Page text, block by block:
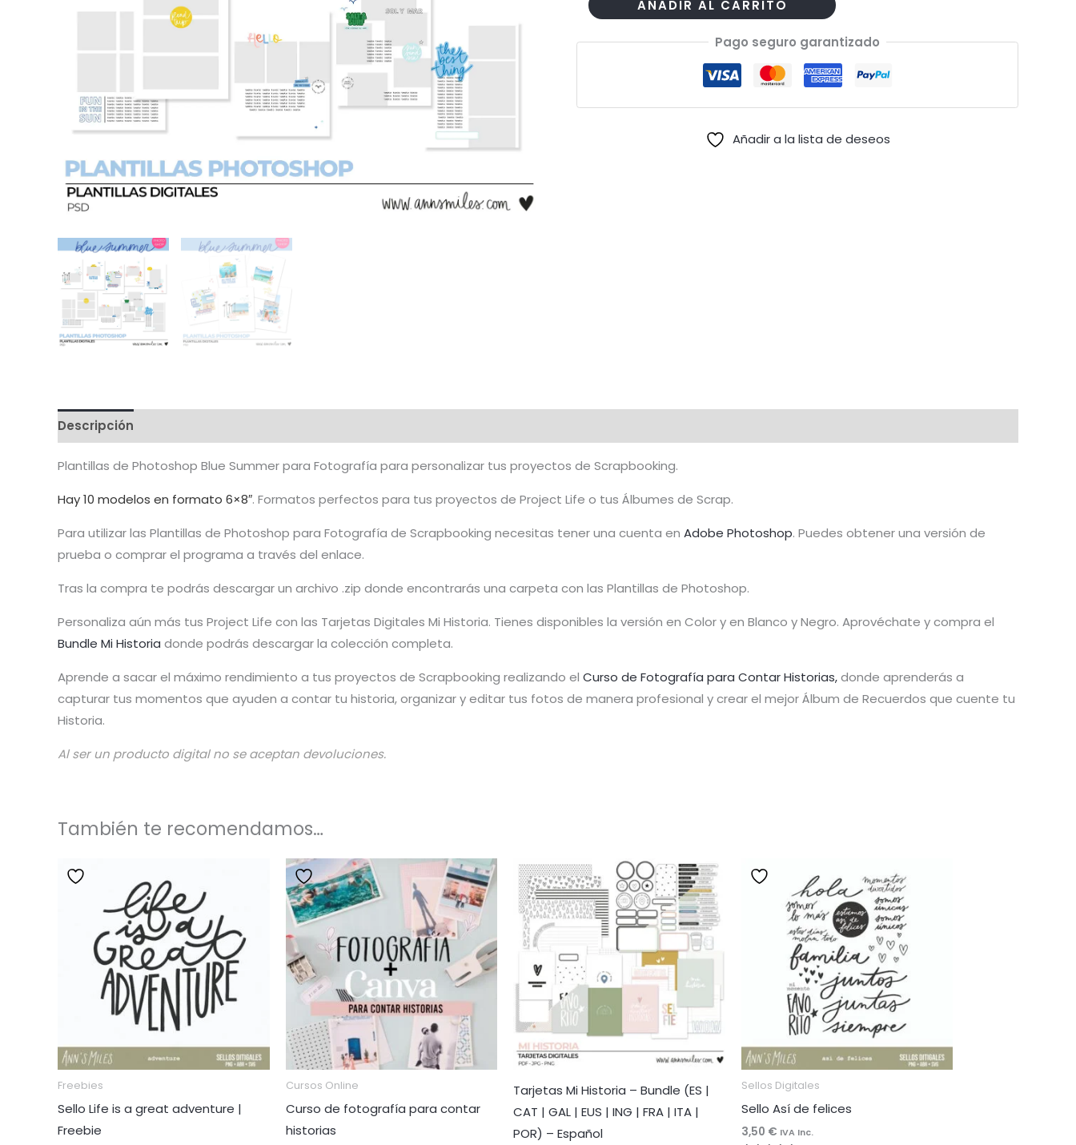
Photoshop
Blue
AÑADIR AL CARRITO
Pago seguro garantizado
Añadir a la lista de deseos
Descripción
Plantillas de Photoshop Blue Summer para Fotografía para personalizar tus proyectos de Scrapbooking.
Hay 10 modelos en formato 6×8″. Formatos perfectos para tus proyectos de Project Life o tus Álbumes de Scrap.
Para utilizar las Plantillas de Photoshop para Fotografía de Scrapbooking necesitas tener una cuenta en Adobe Photoshop. Puedes obtener una versión de
prueba o comprar el programa a través del enlace.
Tras la compra te podrás descargar un archivo .zip donde encontrarás una carpeta con las Plantillas de Photoshop.
Personaliza aún más tus Project Life con las Tarjetas Digitales Mi Historia. Tienes disponibles la versión en Color y en Blanco y Negro. Aprovéchate y compra el
Bundle Mi Historia donde podrás descargar la colección completa.
Aprende a sacar el máximo rendimiento a tus proyectos de Scrapbooking realizando el Curso de Fotografía para Contar Historias,donde aprenderás a
capturar tus momentos que ayuden a contar tu historia, organizar y editar tus fotos de manera profesional y crear el mejor Álbum de Recuerdos que cuente tu
Historia.
Al ser un producto digital no se aceptan devoluciones.
También te recomendamos…
Freebies
Sello Life is a great adventure |
Freebie
Cursos Online
Curso de fotografía para contar
historias
Tarjetas Mi Historia – Bundle (ES |
CAT | GAL | EUS | ING | FRA | ITA |
POR) – Español
Sellos Digitales
Sello Así de felices
3,50 € IVA Inc.